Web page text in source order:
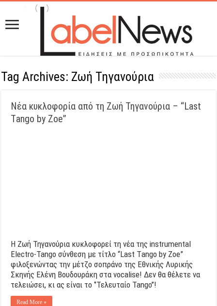
Tag Archives: Ζωή Τηγανούρια
Νέα κυκλοφορία από τη Ζωή Τηγανούρια – “Last
Τango by Zoe”
Η Zωή Τηγανούρια κυκλοφορεί τη νέα της instrumental
Electro-Tango σύνθεση με τίτλο “Last Τango by Zoe”
φιλοξενώντας την μέτζο σοπράνο της Εθνικής Λυρικής
Σκηνής Ελένη Βουδουράκη στα vocalise! Δεν θα θέλετε να
τελειώσει, κι ας είναι το ‘’Τελευταίο Tango’’!
Read More »